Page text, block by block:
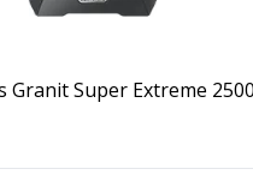
Granit Super Extreme